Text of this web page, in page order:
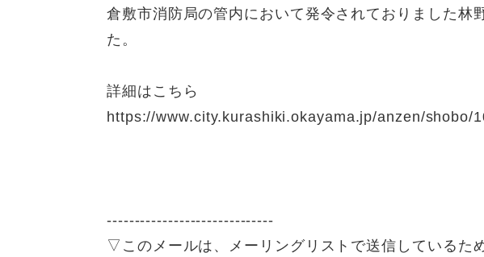
倉敷市消防局の管内において発令されておりました林
た。
詳細はこちら
https://www.city.kurashiki.okayama.jp/anzen/shobo/
------------------------------
▽このメールは、メーリングリストで送信しているた